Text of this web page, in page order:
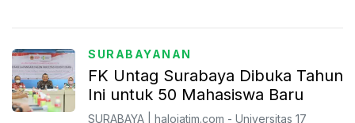
SURABAYANAN
FK Untag Surabaya Dibuka Tahun
Ini untuk 50 Mahasiswa Baru
SURABAYA | halojatim.com - Universitas 17